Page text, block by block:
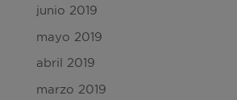
junio 2019
mayo 2019
abril 2019
marzo 2019